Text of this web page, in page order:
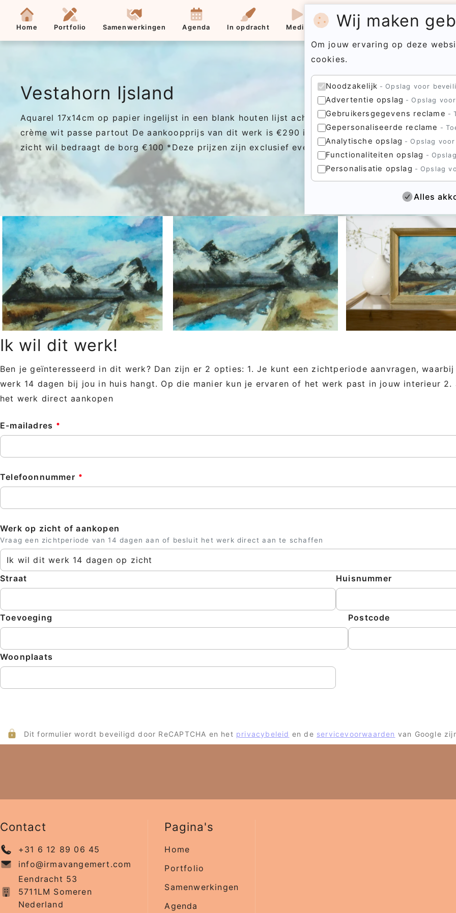
Wij maken
Om jouw ervaring op deze
cookies.
Noodzakelijk Opslag voor
Advertentie opslag Opslag
Gebruikersgegevens reclame
Gepersonaliseerde reclame
Analytische opslag Opslag
Functionaliteiten opslag
Personalisatie opslag Opslag
Alles
Contact
Home
Portfolio Samenwerkingen Agenda In opdracht Media Contact Menu
Vestahorn Ijsland
Aquarel 17x14cm op papier ingelijst in een blank houten lijst achter ontspiegeld glas en voorzien
crème wit passe partout De aankoopprijs van dit werk is €290 incl. lijst Wanneer je dit werk 14
zicht wil bedraagt de borg €100 *Deze prijzen zijn exclusief eventuele verzendkosten*
Ik wil dit werk!
Ben je geïnteresseerd in dit werk? Dan zijn er 2 opties: 1. Je kunt een zichtperiode aanvragen,
werk 14 dagen bij jou in huis hangt. Op die manier kun je ervaren of het werk past in jouw interieur 2.
het werk direct aankopen
E-mailadres
Telefoonnummer
Werk op zicht of aankopen
Vraag een zichtperiode van 14 dagen aan of besluit het werk direct aan te schaffen
Ik wil dit werk 14 dagen op zicht
Straat
Huisnummer
Toevoeging Postcode
Woonplaats
Dit formulier wordt beveiligd door ReCAPTCHA en het privacybeleid en de servicevoorwaarden van Google
Contact
+31 6 12 89 06 45
info@irmavangemert.com
Eendracht 53
5711LM Someren
Nederland
Pagina's
Home
Portfolio
Samenwerkingen
Agenda